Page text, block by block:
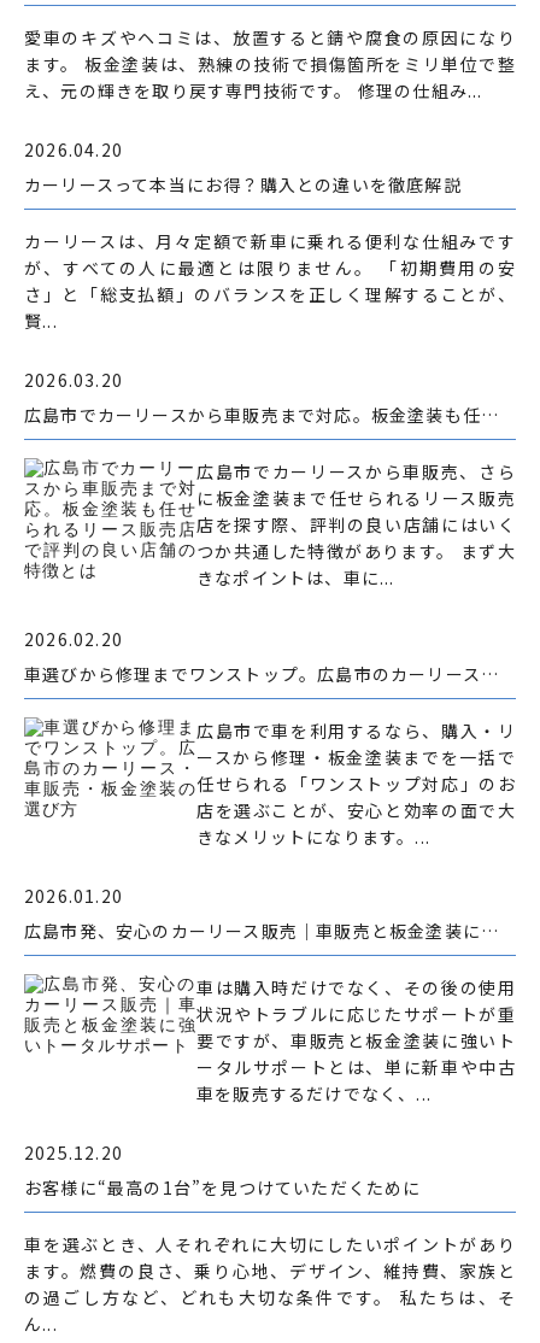
愛車のキズやヘコミは、放置すると錆や腐食の原因になり
ます。 板金塗装は、熟練の技術で損傷箇所をミリ単位で整
え、元の輝きを取り戻す専門技術です。 修理の仕組み...
2026.04.20
カーリースって本当にお得？購入との違いを徹底解説
カーリースは、月々定額で新車に乗れる便利な仕組みです
が、すべての人に最適とは限りません。 「初期費用の安
さ」と「総支払額」のバランスを正しく理解することが、
賢...
2026.03.20
広島市でカーリースから車販売まで対応。板金塗装も任せられるリース販売店で評判の良い店舗の特徴とは
広島市でカーリースから車販売、さら
に板金塗装まで任せられるリース販売
店を探す際、評判の良い店舗にはいく
つか共通した特徴があります。 まず大
きなポイントは、車に...
2026.02.20
車選びから修理までワンストップ。広島市のカーリース・車販売・板金塗装の選び方
広島市で車を利用するなら、購入・リ
ースから修理・板金塗装までを一括で
任せられる「ワンストップ対応」のお
店を選ぶことが、安心と効率の面で大
きなメリットになります。...
2026.01.20
広島市発、安心のカーリース販売｜車販売と板金塗装に強いトータルサポート
車は購入時だけでなく、その後の使用
状況やトラブルに応じたサポートが重
要ですが、車販売と板金塗装に強いト
ータルサポートとは、単に新車や中古
車を販売するだけでなく、...
2025.12.20
お客様に“最高の1台”を見つけていただくために
車を選ぶとき、人それぞれに大切にしたいポイントがあり
ます。燃費の良さ、乗り心地、デザイン、維持費、家族と
の過ごし方など、どれも大切な条件です。 私たちは、そ
ん...